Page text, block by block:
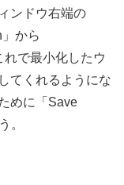
ンドウ右端の
から
れで最小化したウ
てくれるようにな
めに「Save
。